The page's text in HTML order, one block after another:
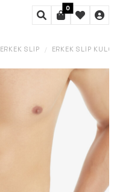
0
ERKEK SLIP / ERKEK SLIP